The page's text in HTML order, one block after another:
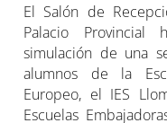
El Salón de
Palacio Provincial
simulación de una
alumnos de la
Europeo, el IES
Escuelas